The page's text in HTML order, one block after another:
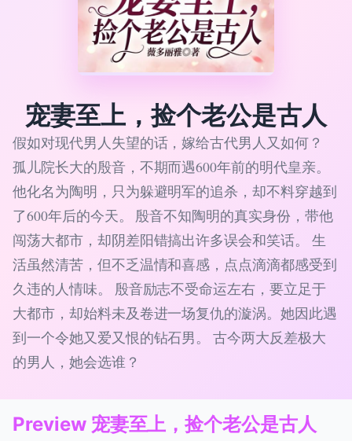
宠妻至上，捡个老公是古人
假如对现代男人失望的话，嫁给古代男人又如何？
孤儿院长大的殷音，不期而遇600年前的明代皇亲。
他化名为陶明，只为躲避明军的追杀，却不料穿越到
了600年后的今天。 殷音不知陶明的真实身份，带他
闯荡大都市，却阴差阳错搞出许多误会和笑话。 生
活虽然清苦，但不乏温情和喜感，点点滴滴都感受到
久违的人情味。 殷音励志不受命运左右，要立足于
大都市，却始料未及卷进一场复仇的漩涡。她因此遇
到一个令她又爱又恨的钻石男。 古今两大反差极大
的男人，她会选谁？
Preview 宠妻至上，捡个老公是古人